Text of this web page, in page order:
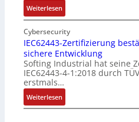
Weiterlesen:
E
i
n
f
a
c
h
e
S
Cybersecurity
IEC62443-Zertifizierung
sichere Entwicklung
Softing Industrial hat seine
IEC62443-4-1:2018 durch
erstmals…
Weiterlesen:
I